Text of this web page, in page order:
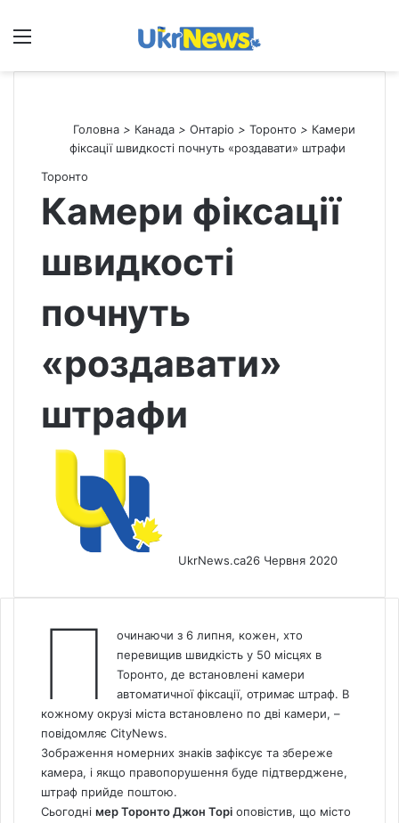
Меню
Головна > Канада > Онтаріо > Торонто > Камери
фіксації швидкості почнуть «роздавати» штрафи
Торонто
Камери фіксації
швидкості
почнуть
«роздавати»
штрафи
UkrNews.ca26 Червня 2020
П
очинаючи з 6 липня, кожен, хто
перевищив швидкість у 50 місцях в
Торонто, де встановлені камери
автоматичної фіксації, отримає штраф. В
кожному окрузі міста встановлено по дві камери, –
повідомляє CityNews.
Зображення номерних знаків зафіксує та збереже
камера, і якщо правопорушення буде підтверджене,
штраф прийде поштою.
Сьогодні мер Торонто Джон Торі оповістив, що місто